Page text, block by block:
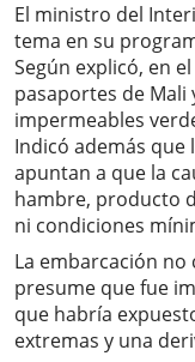
El ministro del
tema en su
Según explicó, en
pasaportes de
impermeables
Indicó además
apuntan a que la
hambre, producto
ni condiciones
La embarcación
presume que fue
que habría
extremas y una